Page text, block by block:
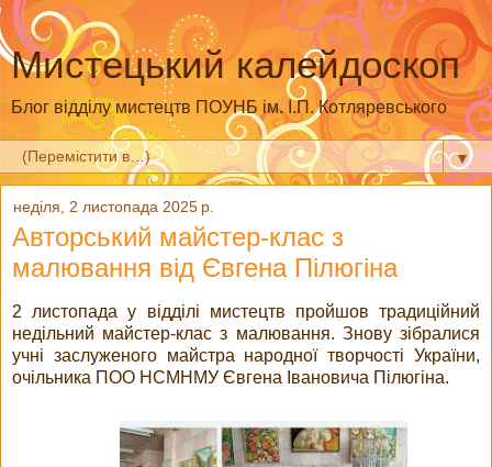
Мистецький калейдоскоп
Блог відділу мистецтв ПОУНБ ім. І.П. Котляревського
▼
неділя, 2 листопада 2025 р.
Авторський майстер-клас з
малювання від Євгена Пілюгіна
2 листопада у відділі мистецтв пройшов традиційний
недільний майстер-клас з малювання. Знову зібралися
учні заслуженого майстра народної творчості України,
очільника ПОО НСМНМУ Євгена Івановича Пілюгіна.